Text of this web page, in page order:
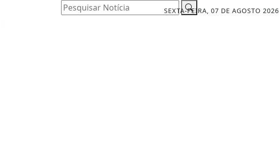
SEXTA-FEIRA, 07 DE AGOSTO 2026
Pesquisar Notícia